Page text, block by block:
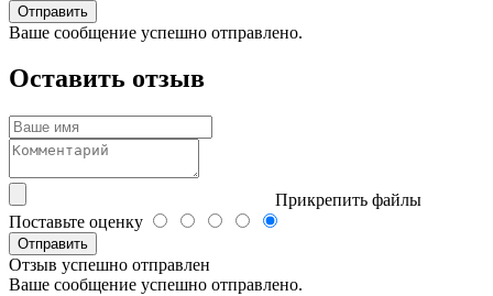
Ваше сообщение успешно отправлено.
Оставить отзыв
Прикрепить файлы
Поставьте оценку
Отправить
Отзыв успешно отправлен
Ваше сообщение успешно отправлено.